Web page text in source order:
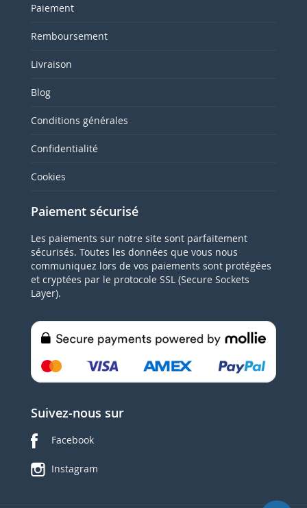
Paiement
Remboursement
Livraison
Blog
Conditions générales
Confidentialité
Cookies
Paiement sécurisé
Les paiements sur notre site sont parfaitement
sécurisés. Toutes les données que vous nous
communiquez lors de vos paiements sont protégées
et cryptées par le protocole SSL (Secure Sockets
Layer).
Suivez-nous sur
Facebook
Instagram